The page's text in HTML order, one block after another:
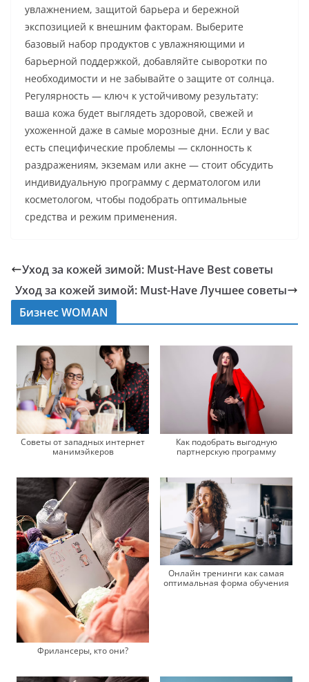
увлажнением, защитой барьера и бережной
экспозицией к внешним факторам. Выберите
базовый набор продуктов с увлажняющими и
барьерной поддержкой, добавляйте сыворотки по
необходимости и не забывайте о защите от солнца.
Регулярность — ключ к устойчивому результату:
ваша кожа будет выглядеть здоровой, свежей и
ухоженной даже в самые морозные дни. Если у вас
есть специфические проблемы — склонность к
раздражениям, экземам или акне — стоит обсудить
индивидуальную программу с дерматологом или
косметологом, чтобы подобрать оптимальные
средства и режим применения.
Уход за кожей зимой: Must-Have Best советы
Уход за кожей зимой: Must-Have Лучшее советы
Бизнес WOMAN
Советы от западных интернет
манимэйкеров
Как подобрать выгодную
партнерскую программу
Фрилансеры, кто они?
Онлайн тренинги как самая
оптимальная форма обучения